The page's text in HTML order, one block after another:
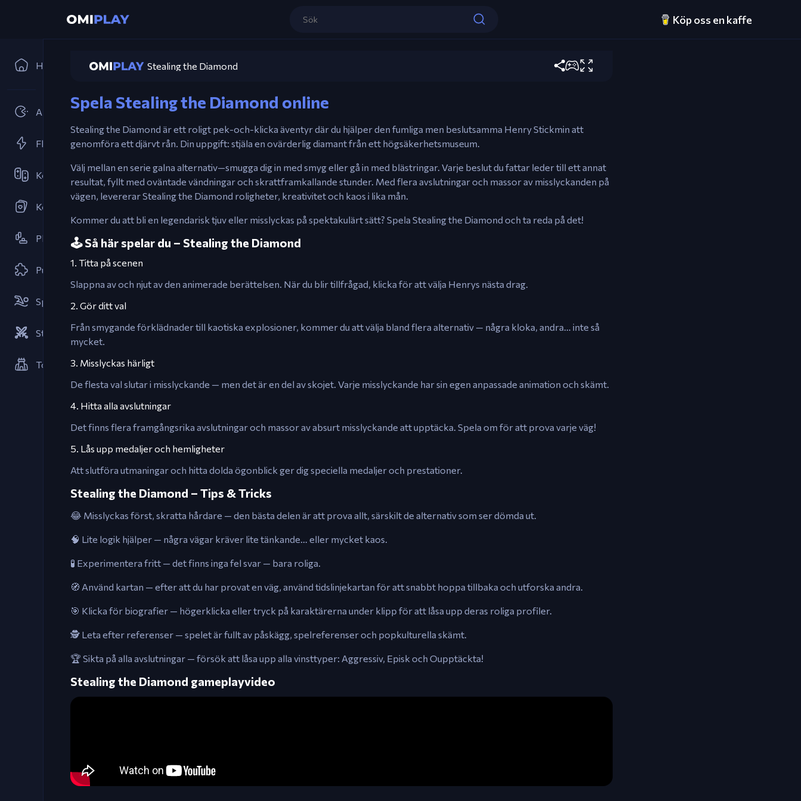
Köp oss en kaffe
Hem
Arkader
Flash-spel
Kooperativ
Kortspel
Plattformsspel
Pussel
Sportspel
Strategier
Tower Defense Spel
Spela nu
Stealing the Diamond
Spela Stealing the Diamond online
Stealing the Diamond är ett roligt pek-och-klicka äventyr där du hjälper den fumliga men beslutsamma Henry Stickmin att
genomföra ett djärvt rån. Din uppgift: stjäla en ovärderlig diamant från ett högsäkerhetsmuseum.
Välj mellan en serie galna alternativ—smugga dig in med smyg eller gå in med blästringar. Varje beslut du fattar leder till ett annat
resultat, fyllt med oväntade vändningar och skrattframkallande stunder. Med flera avslutningar och massor av misslyckanden på
vägen, levererar Stealing the Diamond roligheter, kreativitet och kaos i lika mån.
Kommer du att bli en legendarisk tjuv eller misslyckas på spektakulärt sätt? Spela Stealing the Diamond och ta reda på det!
🕹️ Så här spelar du – Stealing the Diamond
1. Titta på scenen
Slappna av och njut av den animerade berättelsen. När du blir tillfrågad, klicka för att välja Henrys nästa drag.
2. Gör ditt val
Från smygande förklädnader till kaotiska explosioner, kommer du att välja bland flera alternativ — några kloka, andra… inte så
mycket.
3. Misslyckas härligt
De flesta val slutar i misslyckande — men det är en del av skojet. Varje misslyckande har sin egen anpassade animation och skämt.
4. Hitta alla avslutningar
Det finns flera framgångsrika avslutningar och massor av absurt misslyckande att upptäcka. Spela om för att prova varje väg!
5. Lås upp medaljer och hemligheter
Att slutföra utmaningar och hitta dolda ögonblick ger dig speciella medaljer och prestationer.
Stealing the Diamond – Tips & Tricks
😂 Misslyckas först, skratta hårdare — den bästa delen är att prova allt, särskilt de alternativ som ser dömda ut.
🧠 Lite logik hjälper — några vägar kräver lite tänkande… eller mycket kaos.
🧪 Experimentera fritt — det finns inga fel svar — bara roliga.
🧭 Använd kartan — efter att du har provat en väg, använd tidslinjekartan för att snabbt hoppa tillbaka och utforska andra.
🎯 Klicka för biografier — högerklicka eller tryck på karaktärerna under klipp för att låsa upp deras roliga profiler.
🕵️ Leta efter referenser — spelet är fullt av påskägg, spelreferenser och popkulturella skämt.
🏆 Sikta på alla avslutningar — försök att låsa upp alla vinsttyper: Aggressiv, Episk och Oupptäckta!
Stealing the Diamond gameplayvideo